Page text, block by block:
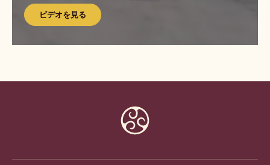
ビデオを見る